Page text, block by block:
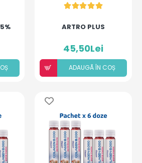
ARTRO PLUS
45,50Lei
ADAUGÃ ÎN COȘ